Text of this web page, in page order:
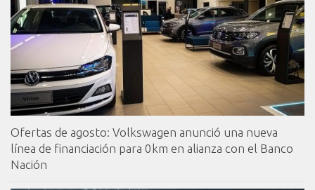
Ofertas de agosto: Volkswagen anunció una nueva
línea de financiación para 0km en alianza con el Banco
Nación